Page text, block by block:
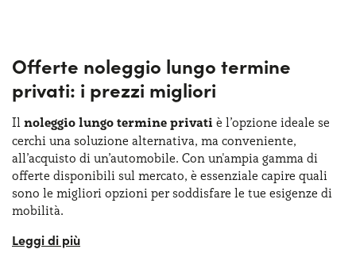
Offerte noleggio lungo termine
privati: i prezzi migliori
Il noleggio lungo termine privati è l’opzione ideale se
cerchi una soluzione alternativa, ma conveniente,
all’acquisto di un’automobile. Con un'ampia gamma di
offerte disponibili sul mercato, è essenziale capire quali
sono le migliori opzioni per soddisfare le tue esigenze di
mobilità.
Quando si parla di noleggio lungo termine auto elettriche